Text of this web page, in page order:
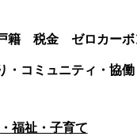
籍 税金 ゼロカー
・コミュニティ・協働
福祉・子育て